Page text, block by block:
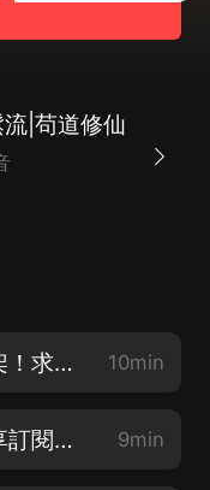
|苟道修仙
仙寶 001龜甲(上)（新書上架！求波訂閱！蓋樓評論抽取幸運小夥伴送出週邊禮品！） 10min
仙寶 001龜甲(下)（感謝分享訂閱！老夫拜謝！評論分享，給個5星好評！送週邊禮品） 9min